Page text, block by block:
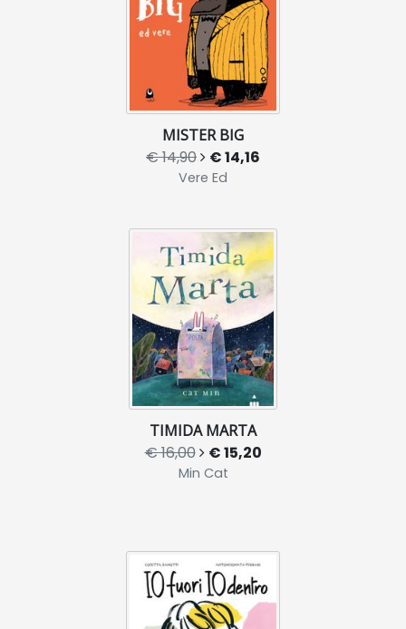
MISTER BIG
€ 14,90 € 14,16
Vere Ed
TIMIDA MARTA
€ 16,00 € 15,20
Min Cat